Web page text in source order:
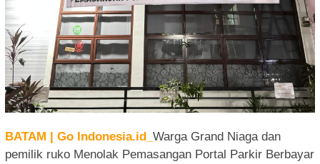
BATAM | Go Indonesia.id_ Warga Grand Niaga dan
pemilik ruko Menolak Pemasangan Portal Parkir Berbayar